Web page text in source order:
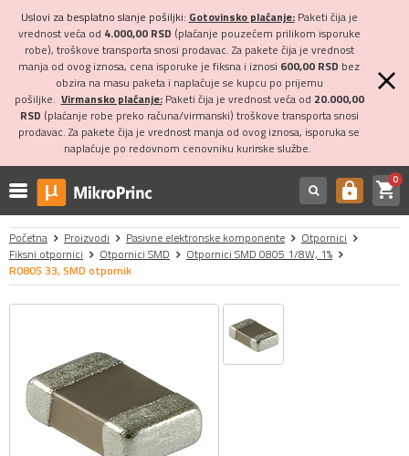
Uslovi za besplatno slanje pošiljki: Gotovinsko plaćanje:Paketi čija je
vrednost veća od 4.000,00 RSD (plaćanje pouzećem prilikom isporuke
robe), troškove transporta snosi prodavac. Za pakete čija je vrednost
manja od ovog iznosa, cena isporuke je fiksna i iznosi 600,00 RSD bez
obzira na masu paketa i naplaćuje se kupcu po prijemu
pošiljke. Virmansko plaćanje:Paketi čija je vrednost veća od 20.000,00
RSD (plaćanje robe preko računa/virmanski) troškove transporta snosi
prodavac. Za pakete čija je vrednost manja od ovog iznosa, isporuka se
naplaćuje po redovnom cenovniku kurirske službe.
https shopping_cart0
Početna Proizvodi Pasivne elektronske komponente
Otpornici
Fiksni otpornici
Otpornici SMD
Otpornici SMD 0805 1/8W, 1%
R0805 33, SMD otpornik